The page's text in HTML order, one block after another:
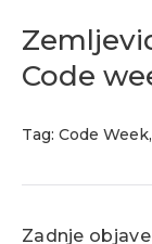
Code
Tag: Code Week,
Zadnje objave